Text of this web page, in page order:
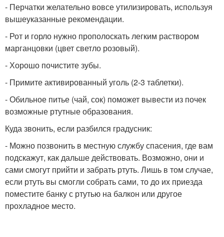
- Перчатки желательно вовсе утилизировать, используя
вышеуказанные рекомендации.
- Рот и горло нужно прополоскать легким раствором
марганцовки (цвет светло розовый).
- Хорошо почистите зубы.
- Примите активированный уголь (2-3 таблетки).
- Обильное питье (чай, сок) поможет вывести из почек
возможные ртутные образования.
Куда звонить, если разбился градусник:
- Можно позвонить в местную службу спасения, где вам
подскажут, как дальше действовать. Возможно, они и
сами смогут прийти и забрать ртуть. Лишь в том случае,
если ртуть вы смогли собрать сами, то до их приезда
поместите банку с ртутью на балкон или другое
прохладное место.